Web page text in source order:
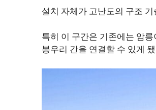
설치 자체가 고난도의 구조
특히 이 구간은 기존에는 암
봉우리 간을 연결할 수 있게